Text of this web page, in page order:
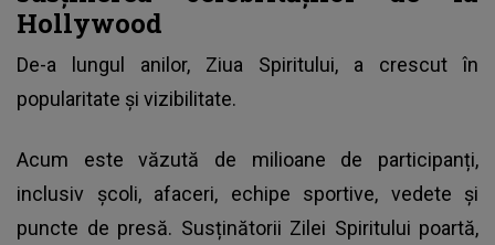
Hollywood
De-a lungul anilor, Ziua Spiritului, a crescut în
popularitate și vizibilitate.
Acum este văzută de milioane de participanți,
inclusiv școli, afaceri, echipe sportive, vedete și
puncte de presă. Susținătorii Zilei Spiritului poartă,